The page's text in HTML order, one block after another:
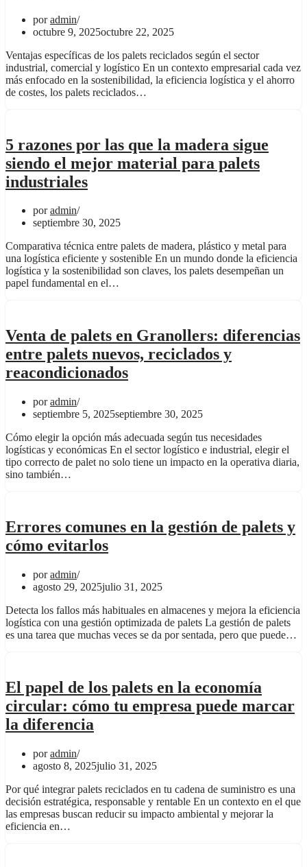
poradmin
octubre 9, 2025octubre 22, 2025
Ventajas específicas de los palets reciclados según el sector
industrial, comercial y logístico En un contexto empresarial cada vez
más enfocado en la sostenibilidad, la eficiencia logística y el ahorro
de costes, los palets reciclados…
5 razones por las que la madera sigue
siendo el mejor material para palets
industriales
poradmin
septiembre 30, 2025
Comparativa técnica entre palets de madera, plástico y metal para
una logística eficiente y sostenible En un mundo donde la eficiencia
logística y la sostenibilidad son claves, los palets desempeñan un
papel fundamental en el…
Venta de palets en Granollers: diferencias
entre palets nuevos, reciclados y
reacondicionados
poradmin
septiembre 5, 2025septiembre 30, 2025
Cómo elegir la opción más adecuada según tus necesidades
logísticas y económicas En el sector logístico e industrial, elegir el
tipo correcto de palet no solo tiene un impacto en la operativa diaria,
sino también…
Errores comunes en la gestión de palets y
cómo evitarlos
poradmin
agosto 29, 2025julio 31, 2025
Detecta los fallos más habituales en almacenes y mejora la eficiencia
logística con una gestión optimizada de palets La gestión de palets
es una tarea que muchas veces se da por sentada, pero que puede…
El papel de los palets en la economía
circular: cómo tu empresa puede marcar
la diferencia
poradmin
agosto 8, 2025julio 31, 2025
Por qué integrar palets reciclados en tu cadena de suministro es una
decisión estratégica, responsable y rentable En un contexto en el que
las empresas buscan reducir su impacto ambiental y mejorar la
eficiencia en…